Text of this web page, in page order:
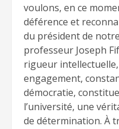
voulons, en ce
déférence et
du président de
professeur Joseph
rigueur
engagement,
démocratie,
l’université, une
de détermination. À